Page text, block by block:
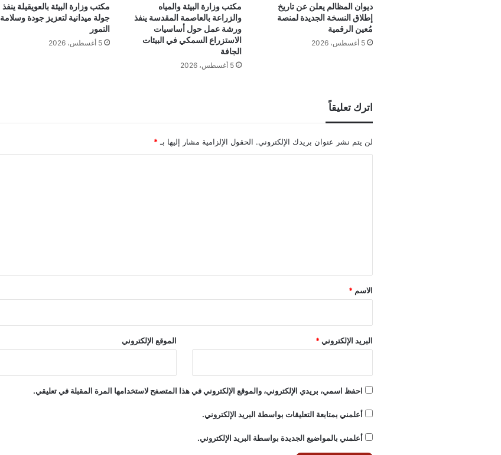
ديوان المظالم يعلن عن تاريخ
إطلاق النسخة الجديدة لمنصة
مُعين الرقمية
5 أغسطس، 2026
مكتب وزارة البيئة والمياه
والزراعة بالعاصمة المقدسة ينفذ
ورشة عمل حول أساسيات
الاستزراع السمكي في البيئات
الجافة
5 أغسطس، 2026
مكتب وزارة البيئة بالعويقيلة ينفذ
جولة ميدانية لتعزيز جودة وسلامة
التمور
5 أغسطس، 2026
اترك تعليقاً
لن يتم نشر عنوان بريدك الإلكتروني. الحقول الإلزامية مشار إليها بـ *
*
الاسم *
البريد الإلكتروني* الموقع الإلكتروني
احفظ اسمي، بريدي الإلكتروني، والموقع الإلكتروني في هذا المتصفح لاستخدامها المرة المقبلة في تعليقي.
أعلمني بمتابعة التعليقات بواسطة البريد الإلكتروني.
أعلمني بالمواضيع الجديدة بواسطة البريد الإلكتروني.